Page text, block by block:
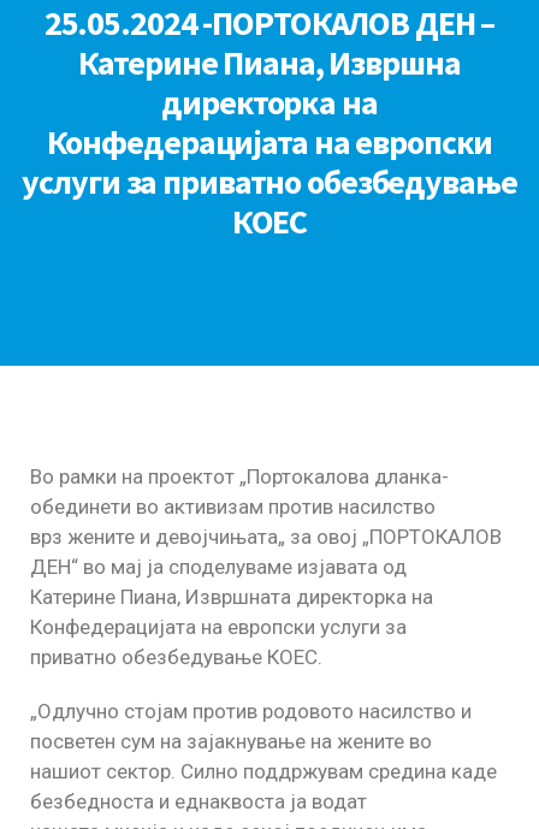
25.05.2024 -ПОРТОКАЛОВ ДЕН –
Катерине Пиана, Извршна
директорка на
Конфедерацијата на европски
услуги за приватно обезбедување
КОЕС
Во рамки на проектот „Портокалова дланка-
обединети во активизам против насилство
врз жените и девојчињата„ за овој „ПОРТОКАЛОВ
ДЕН“ во мај ја споделуваме изјавата од
Катерине Пиана, Извршната директорка на
Конфедерацијата на европски услуги за
приватно обезбедување КОЕС.
„Одлучно стојам против родовото насилство и
посветен сум на зајакнување на жените во
нашиот сектор. Силно поддржувам средина каде
безбедноста и еднаквоста ја водат